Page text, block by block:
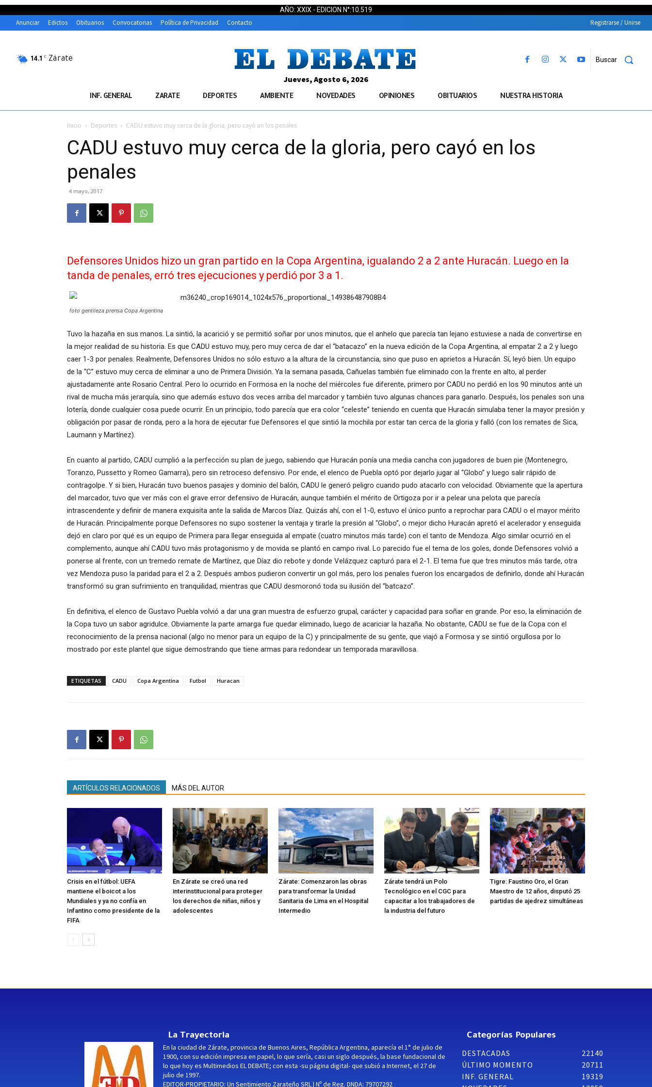
AÑO: XXIX - EDICION N°:10.519
Anunciar Edictos Obituarios Convocatorias Política de Privacidad Contacto Registrarse / Unirse
14.1 C Zárate Buscar
Jueves, Agosto 6, 2026
INF. GENERAL ZARATE DEPORTES AMBIENTE NOVEDADES OPINIONES OBITUARIOS NUESTRA HISTORIA
Inicio Deportes CADU estuvo muy cerca de la gloria, pero cayó en los penales
CADU estuvo muy cerca de la gloria, pero cayó en los
penales
4 mayo, 2017
Defensores Unidos hizo un gran partido en la Copa Argentina, igualando 2 a 2 ante Huracán. Luego en la
tanda de penales, erró tres ejecuciones y perdió por 3 a 1.
foto gentileza prensa Copa Argentina
Tuvo la hazaña en sus manos. La sintió, la acarició y se permitió soñar por unos minutos, que el anhelo que parecía tan lejano estuviese a nada de convertirse en
la mejor realidad de su historia. Es que CADU estuvo muy, pero muy cerca de dar el “batacazo” en la nueva edición de la Copa Argentina, al empatar 2 a 2 y luego
caer 1-3 por penales. Realmente, Defensores Unidos no sólo estuvo a la altura de la circunstancia, sino que puso en aprietos a Huracán. Sí, leyó bien. Un equipo
de la “C” estuvo muy cerca de eliminar a uno de Primera División. Ya la semana pasada, Cañuelas también fue eliminado con la frente en alto, al perder
ajustadamente ante Rosario Central. Pero lo ocurrido en Formosa en la noche del miércoles fue diferente, primero por CADU no perdió en los 90 minutos ante un
rival de mucha más jerarquía, sino que además estuvo dos veces arriba del marcador y también tuvo algunas chances para ganarlo. Después, los penales son una
lotería, donde cualquier cosa puede ocurrir. En un principio, todo parecía que era color “celeste” teniendo en cuenta que Huracán simulaba tener la mayor presión y
obligación por pasar de ronda, pero a la hora de ejecutar fue Defensores el que sintió la mochila por estar tan cerca de la gloria y falló (con los remates de Sica,
Laumann y Martínez).
En cuanto al partido, CADU cumplió a la perfección su plan de juego, sabiendo que Huracán ponía una media cancha con jugadores de buen pie (Montenegro,
Toranzo, Pussetto y Romeo Gamarra), pero sin retroceso defensivo. Por ende, el elenco de Puebla optó por dejarlo jugar al “Globo” y luego salir rápido de
contragolpe. Y si bien, Huracán tuvo buenos pasajes y dominio del balón, CADU le generó peligro cuando pudo atacarlo con velocidad. Obviamente que la apertura
del marcador, tuvo que ver más con el grave error defensivo de Huracán, aunque también el mérito de Ortigoza por ir a pelear una pelota que parecía
intrascendente y definir de manera exquisita ante la salida de Marcos Díaz. Quizás ahí, con el 1-0, estuvo el único punto a reprochar para CADU o el mayor mérito
de Huracán. Principalmente porque Defensores no supo sostener la ventaja y tirarle la presión al “Globo”, o mejor dicho Huracán apretó el acelerador y enseguida
dejó en claro por qué es un equipo de Primera para llegar enseguida al empate (cuatro minutos más tarde) con el tanto de Mendoza. Algo similar ocurrió en el
complemento, aunque ahí CADU tuvo más protagonismo y de movida se plantó en campo rival. Lo parecido fue el tema de los goles, donde Defensores volvió a
ponerse al frente, con un tremedo remate de Martínez, que Díaz dio rebote y donde Velázquez capturó para el 2-1. El tema fue que tres minutos más tarde, otra
vez Mendoza puso la paridad para el 2 a 2. Después ambos pudieron convertir un gol más, pero los penales fueron los encargados de definirlo, donde ahí Huracán
transformó su gran sufrimiento en tranquilidad, mientras que CADU desmoronó toda su ilusión del “batcazo”.
En definitiva, el elenco de Gustavo Puebla volvió a dar una gran muestra de esfuerzo grupal, carácter y capacidad para soñar en grande. Por eso, la eliminación de
la Copa tuvo un sabor agridulce. Obviamente la parte amarga fue quedar eliminado, luego de acariciar la hazaña. No obstante, CADU se fue de la Copa con el
reconocimiento de la prensa nacional (algo no menor para un equipo de la C) y principalmente de su gente, que viajó a Formosa y se sintió orgullosa por lo
mostrado por este plantel que sigue demostrando que tiene armas para redondear un temporada maravillosa.
ETIQUETAS CADU Copa Argentina Futbol Huracan
ARTÍCULOS RELACIONADOS MÁS DEL AUTOR
Crisis en el fútbol: UEFA
mantiene el boicot a los
Mundiales y ya no confía en
Infantino como presidente de la
FIFA
En Zárate se creó una red
interinstitucional para proteger
los derechos de niñas, niños y
adolescentes
Zárate: Comenzaron las obras
para transformar la Unidad
Sanitaria de Lima en el Hospital
Intermedio
Zárate tendrá un Polo
Tecnológico en el CGC para
capacitar a los trabajadores de
la industria del futuro
Tigre: Faustino Oro, el Gran
Maestro de 12 años, disputó 25
partidas de ajedrez simultáneas
La Trayectoria
En la ciudad de Zárate, provincia de Buenos Aires, República Argentina, aparecía el 1° de julio de
1900, con su edición impresa en papel, lo que sería, casi un siglo después, la base fundacional de
lo que hoy es Multimedios EL DEBATE; con esta -su página digital- que subió a Internet, el 27 de
julio de 1997.
EDITOR-PROPIETARIO: Un Sentimiento Zarateño SRL | Nº de Reg. DNDA: 79707292
Categorías Populares
DESTACADAS
22140
ÚLTIMO MOMENTO
20711
INF. GENERAL
19319